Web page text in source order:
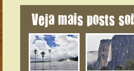
Veja mais posts